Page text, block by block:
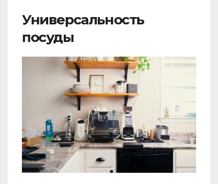
Универсальность
посуды